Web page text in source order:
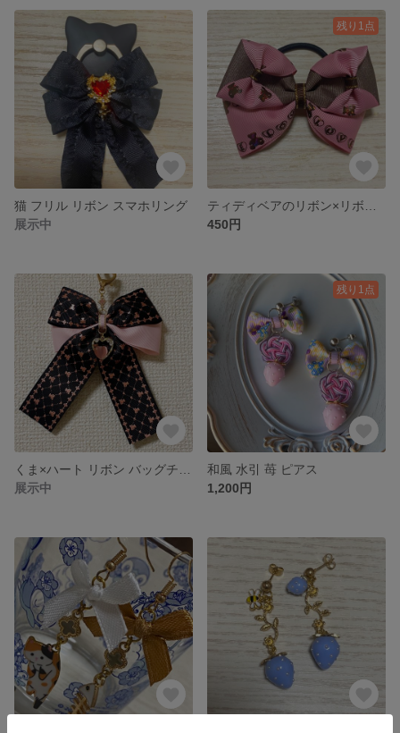
猫 フリル リボン スマホリング
展示中
残り1点
450円
展示中
残り1点
和風 水引 苺 ピアス
1,200円